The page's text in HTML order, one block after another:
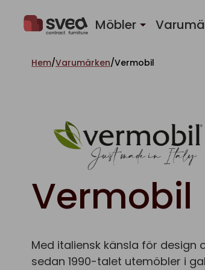
Möbler
Hem/Varumärken/Vermobil
Vermobil
Med italiensk känsla för design
sedan 1990-talet utemöbler i